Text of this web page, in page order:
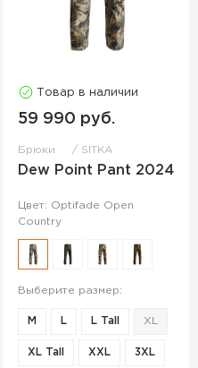
Товар в наличии
59 990 руб.
Брюки SITKA
Dew Point Pant 2024
Цвет: Optifade Open
Country
Выберите размер:
M L L Tall XL
XL Tall XXL 3XL